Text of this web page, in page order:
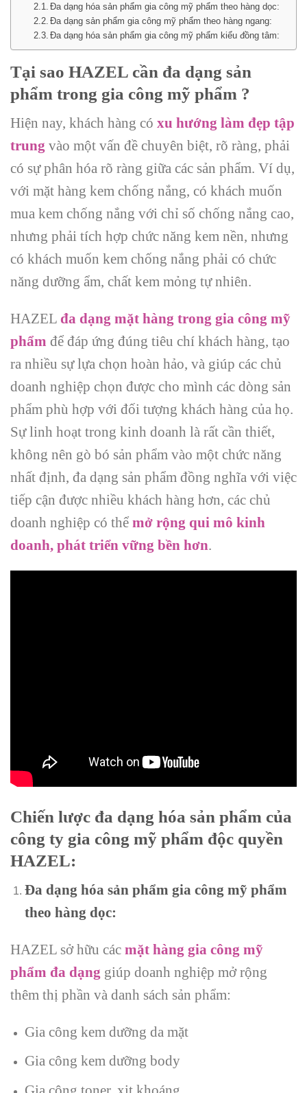
Đa dạng hóa sản phẩm gia công mỹ phẩm theo hàng dọc:
Đa dạng sản phẩm gia công mỹ phẩm theo hàng ngang:
Đa dạng hóa sản phẩm gia công mỹ phẩm kiểu đồng tâm:
Tại sao HAZEL cần đa dạng sản
phẩm trong gia công mỹ phẩm ?
Hiện nay, khách hàng có xu hướng làm đẹp tập
trung vào một vấn đề chuyên biệt, rõ ràng, phải
có sự phân hóa rõ ràng giữa các sản phẩm. Ví dụ,
với mặt hàng kem chống nắng, có khách muốn
mua kem chống nắng với chỉ số chống nắng cao,
nhưng phải tích hợp chức năng kem nền, nhưng
có khách muốn kem chống nắng phải có chức
năng dưỡng ẩm, chất kem mỏng tự nhiên.
HAZEL đa dạng mặt hàng trong gia công mỹ
phẩm để đáp ứng đúng tiêu chí khách hàng, tạo
ra nhiều sự lựa chọn hoàn hảo, và giúp các chủ
doanh nghiệp chọn được cho mình các dòng sản
phẩm phù hợp với đối tượng khách hàng của họ.
Sự linh hoạt trong kinh doanh là rất cần thiết,
không nên gò bó sản phẩm vào một chức năng
nhất định, đa dạng sản phẩm đồng nghĩa với việc
tiếp cận được nhiều khách hàng hơn, các chủ
doanh nghiệp có thể mở rộng qui mô kinh
doanh, phát triển vững bền hơn.
Chiến lược đa dạng hóa sản phẩm của
công ty gia công mỹ phẩm độc quyền
HAZEL:
Đa dạng hóa sản phẩm gia công mỹ phẩm
theo hàng dọc:
HAZEL sở hữu các mặt hàng gia công mỹ
phẩm đa dạng giúp doanh nghiệp mở rộng
thêm thị phần và danh sách sản phẩm:
Gia công kem dưỡng da mặt
Gia công kem dưỡng body